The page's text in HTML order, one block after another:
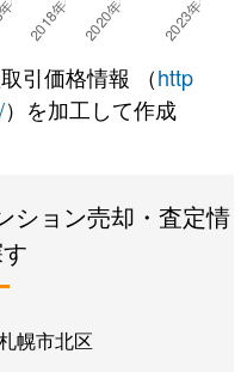
引価格情報 （http
）を加工して作成
ション売却・査定情
幌市北区